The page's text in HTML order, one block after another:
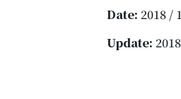
Date: 2018 /
Update: